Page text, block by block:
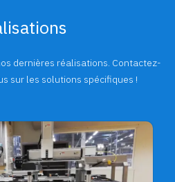
dernières réalisations. Contactez-
sur les solutions spécifiques !